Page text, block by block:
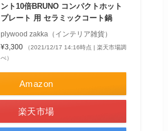
ント10倍BRUNO コンパクトホット
プレート 用 セラミックコート鍋
plywood zakka（インテリア雑貨）
¥3,300
（2021/12/17 14:16時点 | 楽天市場調
べ）
Amazon
楽天市場